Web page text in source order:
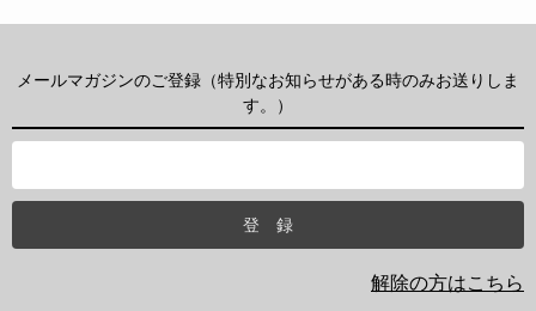
メールマガジンのご登録（特別なお知らせがある時のみお送りしま
す。）
解除の方はこちら